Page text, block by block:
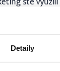
Detaily
dlhších
na to,
je potrebné